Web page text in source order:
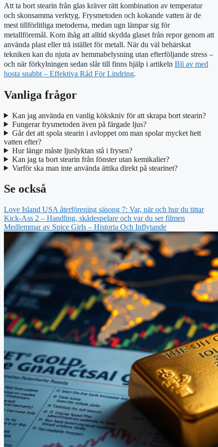
Att ta bort stearin från glas kräver rätt kombination av temperatur
och skonsamma verktyg. Frysmetoden och kokande vatten är de
mest tillförlitliga metoderna, medan ugn lämpar sig för
metallföremål. Kom ihåg att alltid skydda glaset från repor genom att
använda plast eller trä istället för metall. När du väl behärskat
tekniken kan du njuta av hemmabelysning utan efterföljande stress –
och när förkylningen sedan slår till finns hjälp i artikeln Bli av med
hosta snabbt – Effektiva Råd För Lindring.
Vanliga frågor
Kan jag använda en vanlig kökskniv för att skrapa bort stearin?
Fungerar frysmetoden även på färgade ljus?
Går det att spola stearin i avloppet om man spolar mycket hett
vatten efter?
Hur länge måste ljuslyktan stå i frysen?
Kan jag ta bort stearin från fönster utan kemikalier?
Varför ska man inte använda ättika direkt på stearinet?
Se också
Love Island USA återförening säsong 7: Var, när och hur du tittar
Kick-Ass 2 – Handling, skådespelare och var du ser filmen
Medlemmar av Spice Girls – Historia Och Inflytande